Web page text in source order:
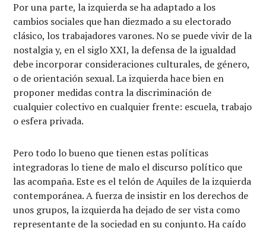
Por una parte, la izquierda se ha adaptado a los
cambios sociales que han diezmado a su electorado
clásico, los trabajadores varones. No se puede vivir de la
nostalgia y, en el siglo XXI, la defensa de la igualdad
debe incorporar consideraciones culturales, de género,
o de orientación sexual. La izquierda hace bien en
proponer medidas contra la discriminación de
cualquier colectivo en cualquier frente: escuela, trabajo
o esfera privada.
Pero todo lo bueno que tienen estas políticas
integradoras lo tiene de malo el discurso político que
las acompaña. Este es el telón de Aquiles de la izquierda
contemporánea. A fuerza de insistir en los derechos de
unos grupos, la izquierda ha dejado de ser vista como
representante de la sociedad en su conjunto. Ha caído